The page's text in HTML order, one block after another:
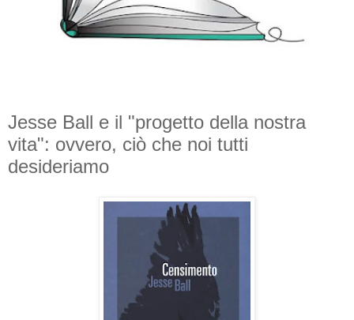
Jesse Ball e il "progetto della nostra
vita": ovvero, ciò che noi tutti
desideriamo